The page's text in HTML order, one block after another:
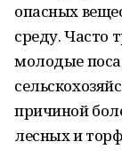
опасных
среду. Часто
молодые
причиной
лесных и